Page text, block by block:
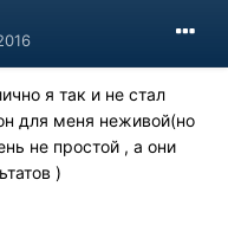
я так и не стал
для меня неживой(но
не простой , а они
)